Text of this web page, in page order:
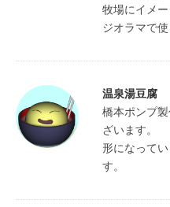
牧場にイメー
温泉湯豆腐
橋本ポンプ
ざいます。
形になって
す。